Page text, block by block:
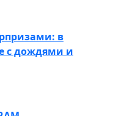
в
с дождями и